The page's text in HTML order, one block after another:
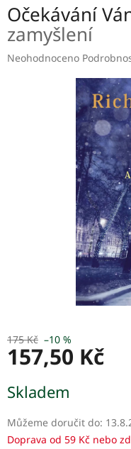
Očekávání
zamyšlení
Průměrné
Neohodnoceno
175 Kč –10 %
157,50 Kč
cena:
Skladem
Můžeme doručit do:
Doprava od 59 Kč nebo